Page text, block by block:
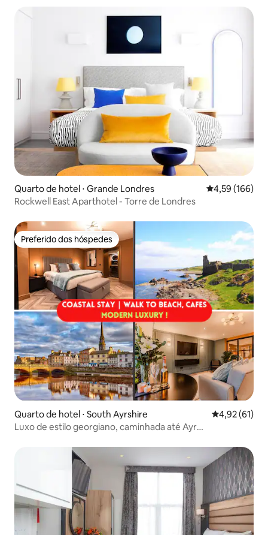
Quarto de hotel ⋅ Grande Londres 4,59 de uma
4,59 (166)
Rockwell East Aparthotel - Torre de Londres
Preferido dos hóspedes
Preferido dos hóspedes
Quarto de hotel ⋅ South Ayrshire 4,92 de uma
4,92 (61)
Luxo de estilo georgiano, caminhada até Ayr